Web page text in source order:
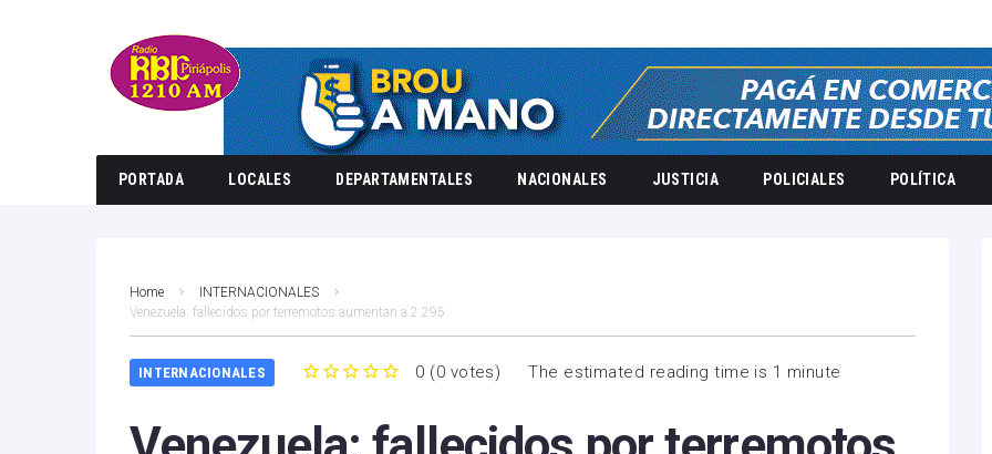
PORTADA LOCALES DEPARTAMENTALES NACIONALES JUSTICIA POLICIALES POLÍTICA
Home
INTERNACIONALES
Venezuela: fallecidos por terremotos aumentan a 2.295
INTERNACIONALES 0 (0 votes) The estimated reading time is 1 minute